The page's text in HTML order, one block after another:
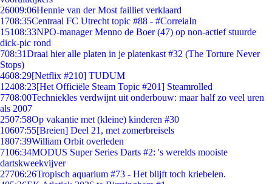
26009:06Hennie van der Most failliet verklaard
1708:35Centraal FC Utrecht topic #88 - #CorreiaIn
15108:33NPO-manager Menno de Boer (47) op non-actief stuurde
dick-pic rond
708:31Draai hier alle platen in je platenkast #32 (The Torture Never
Stops)
4608:29[Netflix #210] TUDUM
12408:23[Het Officiële Steam Topic #201] Steamrolled
7708:00Techniekles verdwijnt uit onderbouw: maar half zo veel uren
als 2007
2507:58Op vakantie met (kleine) kinderen #30
10607:55[Breien] Deel 21, met zomerbreisels
1807:39William Orbit overleden
7106:34MODUS Super Series Darts #2: 's werelds mooiste
dartskweekvijver
27706:26Tropisch aquarium #73 - Het blijft toch kriebelen.